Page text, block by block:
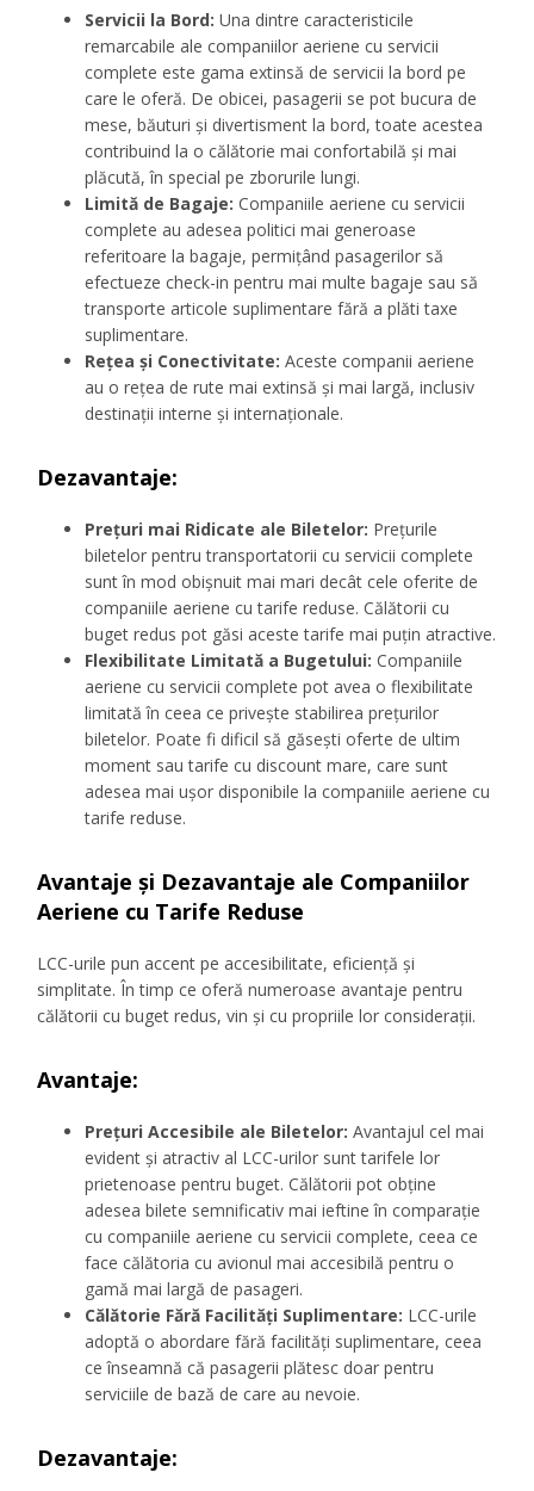
Servicii la Bord:Una dintre caracteristicile
remarcabile ale companiilor aeriene cu servicii
complete este gama extinsă de servicii la bord pe
care le oferă. De obicei, pasagerii se pot bucura de
mese, băuturi și divertisment la bord, toate acestea
contribuind la o călătorie mai confortabilă și mai
plăcută, în special pe zborurile lungi.
Limită de Bagaje: Companiile aeriene cu servicii
complete au adesea politici mai generoase
referitoare la bagaje, permițând pasagerilor să
efectueze check-in pentru mai multe bagaje sau să
transporte articole suplimentare fără a plăti taxe
suplimentare.
Rețea și Conectivitate: Aceste companii aeriene
au o rețea de rute mai extinsă și mai largă, inclusiv
destinații interne și internaționale.
Dezavantaje:
Prețuri mai Ridicate ale Biletelor: Prețurile
biletelor pentru transportatorii cu servicii complete
sunt în mod obișnuit mai mari decât cele oferite de
companiile aeriene cu tarife reduse. Călătorii cu
buget redus pot găsi aceste tarife mai puțin atractive.
Flexibilitate Limitată a Bugetului: Companiile
aeriene cu servicii complete pot avea o flexibilitate
limitată în ceea ce privește stabilirea prețurilor
biletelor. Poate fi dificil să găsești oferte de ultim
moment sau tarife cu discount mare, care sunt
adesea mai ușor disponibile la companiile aeriene cu
tarife reduse.
Avantaje și Dezavantaje ale Companiilor
Aeriene cu Tarife Reduse
LCC-urile pun accent pe accesibilitate, eficiență și
simplitate. În timp ce oferă numeroase avantaje pentru
călătorii cu buget redus, vin și cu propriile lor considerații.
Avantaje:
Prețuri Accesibile ale Biletelor: Avantajul cel mai
evident și atractiv al LCC-urilor sunt tarifele lor
prietenoase pentru buget. Călătorii pot obține
adesea bilete semnificativ mai ieftine în comparație
cu companiile aeriene cu servicii complete, ceea ce
face călătoria cu avionul mai accesibilă pentru o
gamă mai largă de pasageri.
Călătorie Fără Facilități Suplimentare: LCC-urile
adoptă o abordare fără facilități suplimentare, ceea
ce înseamnă că pasagerii plătesc doar pentru
serviciile de bază de care au nevoie.
Dezavantaje: